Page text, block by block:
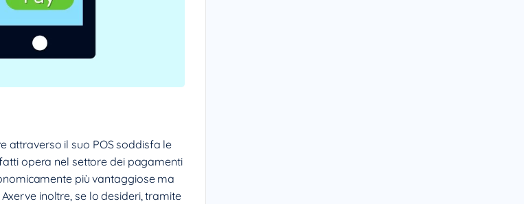
attraverso il suo POS soddisfa le
opera nel settore dei pagamenti
più vantaggiose ma
inoltre, se lo desideri, tramite